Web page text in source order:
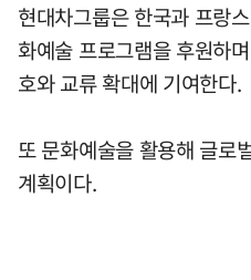
현대차그룹은 한국과 프랑
화예술 프로그램을 후원하
호와 교류 확대에 기여한다.
또 문화예술을 활용해 글로
계획이다.